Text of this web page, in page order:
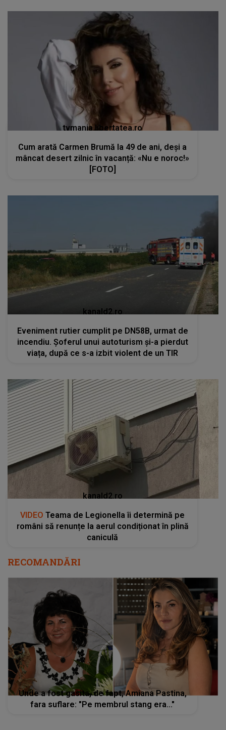
tvmania.libertatea.ro
Cum arată Carmen Brumă la 49 de ani, deși a
mâncat desert zilnic în vacanță: «Nu e noroc!»
[FOTO]
kanald2.ro
Eveniment rutier cumplit pe DN58B, urmat de
incendiu. Șoferul unui autoturism și-a pierdut
viața, după ce s-a izbit violent de un TIR
kanald2.ro
VIDEO Teama de Legionella îi determină pe
români să renunțe la aerul condiționat în plină
caniculă
RECOMANDĂRI
Unde a fost gasita, de fapt, Amiana Pastina,
fara suflare: "Pe membrul stang era..."